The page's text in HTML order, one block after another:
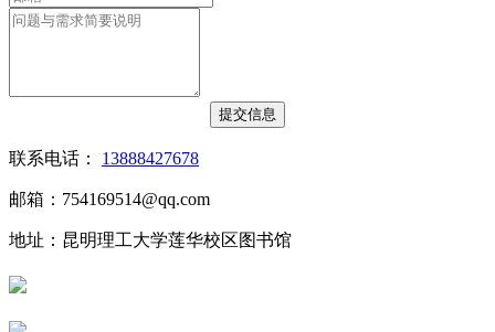
联系电话： 13888427678
邮箱：754169514@qq.com
地址：昆明理工大学莲华校区图书馆